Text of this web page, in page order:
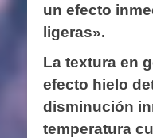
un efecto
ligeras».
La textura en
efecto hielo
disminución
temperatura